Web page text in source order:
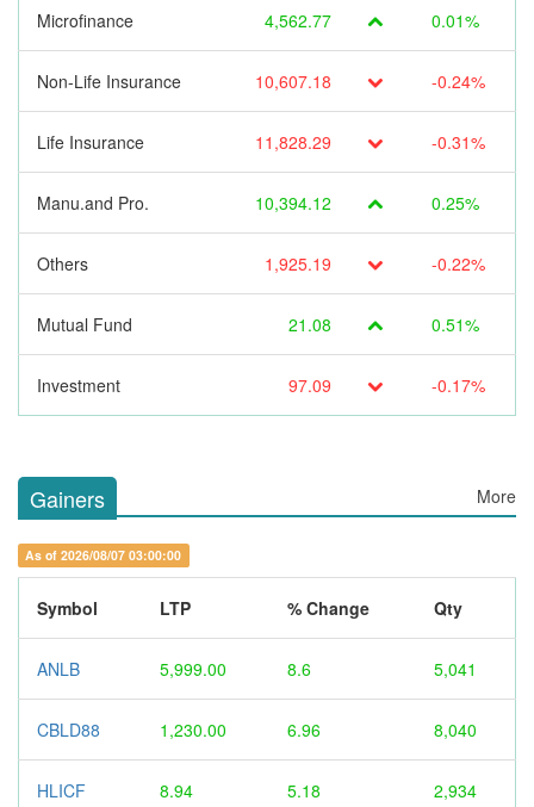
Microfinance 4,562.77 0.01%
Non-Life Insurance 10,607.18 -0.24%
Life Insurance 11,828.29 -0.31%
Manu.and Pro. 10,394.12 0.25%
Others 1,925.19 -0.22%
Mutual Fund 21.08 0.51%
Investment 97.09 -0.17%
Gainers More
As of 2026/08/07 03:00:00
Symbol LTP % Change Qty
ANLB 5,999.00 8.6 5,041
CBLD88 1,230.00 6.96 8,040
HLICF 8.94 5.18 2,934